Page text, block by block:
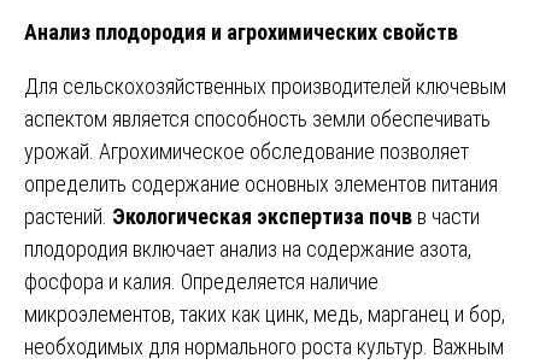
Анализ плодородия и агрохимических свойств
Для сельскохозяйственных производителей ключевым
аспектом является способность земли обеспечивать
урожай. Агрохимическое обследование позволяет
определить содержание основных элементов питания
растений. Экологическая экспертиза почв в части
плодородия включает анализ на содержание азота,
фосфора и калия. Определяется наличие
микроэлементов, таких как цинк, медь, марганец и бор,
необходимых для нормального роста культур. Важным